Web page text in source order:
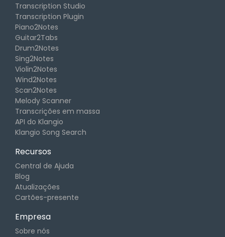
Transcription Studio
Transcription Plugin
Piano2Notes
Guitar2Tabs
Drum2Notes
Sing2Notes
Violin2Notes
Wind2Notes
Scan2Notes
Melody Scanner
Transcrições em massa
API do Klangio
Klangio Song Search
Recursos
Central de Ajuda
Blog
Atualizações
Cartões-presente
Empresa
Sobre nós